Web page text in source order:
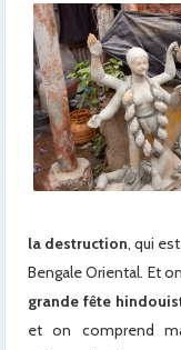
la destruction, qui
Bengale Oriental. Et
grande fête
et on comprend